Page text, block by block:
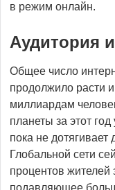
в режим онлайн.
Аудитория
Общее число
продолжило расти
миллиардам
планеты за этот
пока не
Глобальной сети
процентов
подавляющее